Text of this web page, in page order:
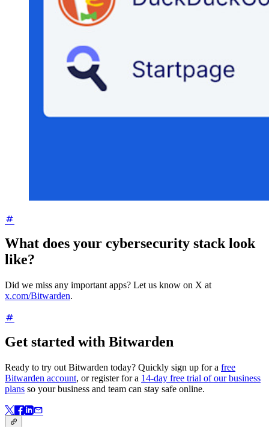
What does your cybersecurity stack look
like?
Did we miss any important apps? Let us know on X at
x.com/Bitwarden.
Get started with Bitwarden
Ready to try out Bitwarden today? Quickly sign up for a free
Bitwarden account, or register for a 14-day free trial of our business
plans so your business and team can stay safe online.